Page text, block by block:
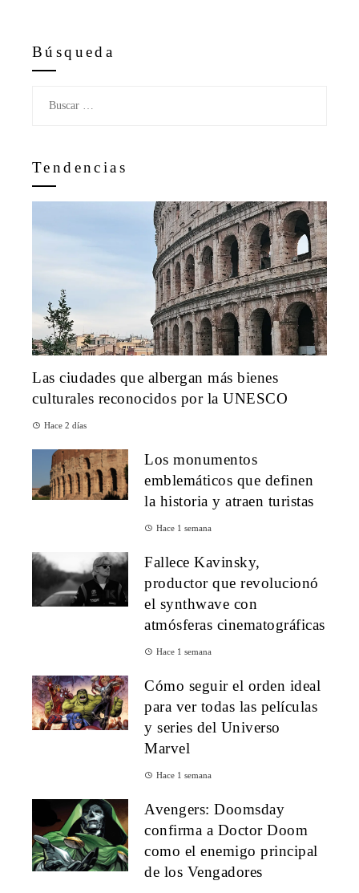
Búsqueda
Tendencias
Las ciudades que albergan más bienes
culturales reconocidos por la UNESCO
Hace 2 días
Los monumentos
emblemáticos que definen
la historia y atraen turistas
Hace 1 semana
Fallece Kavinsky,
productor que revolucionó
el synthwave con
atmósferas cinematográficas
Hace 1 semana
Cómo seguir el orden ideal
para ver todas las películas
y series del Universo
Marvel
Hace 1 semana
Avengers: Doomsday
confirma a Doctor Doom
como el enemigo principal
de los Vengadores